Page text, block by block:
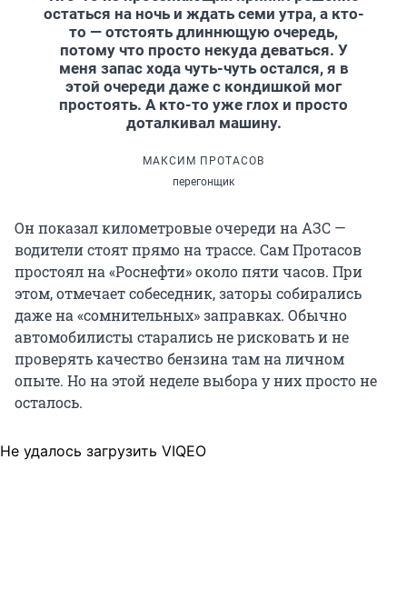
остаться на ночь и ждать семи утра, а кто-
то — отстоять длиннющую очередь,
потому что просто некуда деваться. У
меня запас хода чуть-чуть остался, я в
этой очереди даже с кондишкой мог
простоять. А кто-то уже глох и просто
доталкивал машину.
МАКСИМ ПРОТАСОВ
перегонщик
Он показал километровые очереди на АЗС —
водители стоят прямо на трассе. Сам Протасов
простоял на «Роснефти» около пяти часов. При
этом, отмечает собеседник, заторы собирались
даже на «сомнительных» заправках. Обычно
автомобилисты старались не рисковать и не
проверять качество бензина там на личном
опыте. Но на этой неделе выбора у них просто не
осталось.
Не удалось загрузить VIQEO